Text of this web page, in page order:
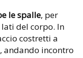
le spalle, per
del corpo. In
costretti a
andando incontro